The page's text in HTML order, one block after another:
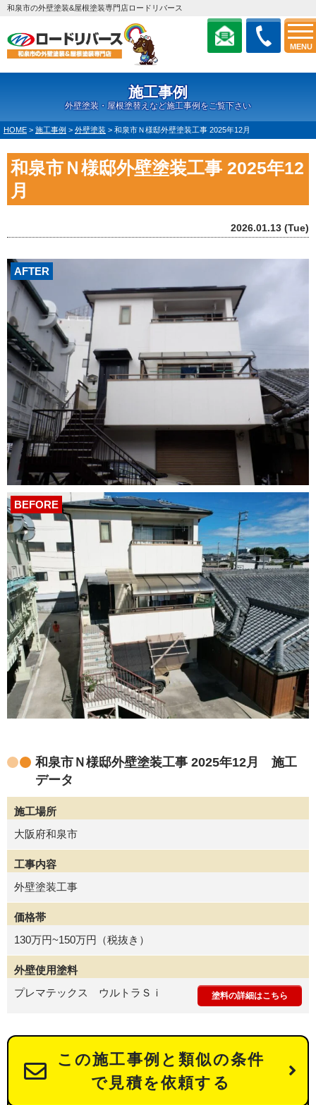
MENU
和泉市の外壁塗装&屋根塗装専門店ロードリバース
施工事例
外壁塗装・屋根塗替えなど施工事例をご覧下さい
HOME > 施工事例 > 外壁塗装 > 和泉市Ｎ様邸外壁塗装工事 2025年12月
和泉市Ｎ様邸外壁塗装工事 2025年12
月
2026.01.13 (Tue)
AFTER
BEFORE
和泉市Ｎ様邸外壁塗装工事 2025年12月 施工
データ
施工場所
大阪府和泉市
工事内容
外壁塗装工事
価格帯
130万円~150万円（税抜き）
外壁使用塗料
プレマテックス ウルトラＳｉ
塗料の詳細はこちら
この施工事例と類似の条件
で見積を依頼する